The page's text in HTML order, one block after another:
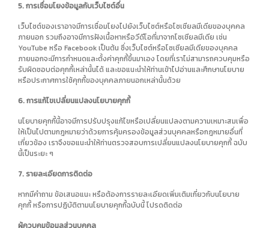
5. การเชื่อมโยงข้อมูลกับเว็บไซต์อื่น
เว็บไซต์ของเราอาจมีการเชื่อมโยงไปยังเว็บไซต์หรือโซเชียลมีเดียของบุคคล
ภายนอก รวมถึงอาจมีการฝังเนื้อหาหรือวีดีโอที่มาจากโซเชียลมีเดีย เช่น
YouTube หรือ Facebook เป็นต้น ซึ่งเว็บไซต์หรือโซเชียลมีเดียของบุคคล
ภายนอกจะมีการกำหนดและตั้งค่าคุกกี้ขึ้นมาเอง โดยที่เราไม่สามารถควบคุมหรือ
รับผิดชอบต่อคุกกี้เหล่านั้นได้ และขอแนะนำให้ท่านเข้าไปอ่านและศึกษานโยบาย
หรือประกาศการใช้คุกกี้ของบุคคลภายนอกเหล่านั้นด้วย
6. การแก้ไขเปลี่ยนแปลงนโยบายคุกกี้
นโยบายคุกกี้นี้อาจมีการปรับปรุงแก้ไขหรือเปลี่ยนแปลงตามความเหมาะสมเพื่อ
ให้เป็นไปตามกฎหมายว่าด้วยการคุ้มครองข้อมูลส่วนบุคคลหรือกฎหมายอื่นที่
เกี่ยวข้อง เราจึงขอแนะนำให้ท่านตรวจสอบการเปลี่ยนแปลงนโยบายคุกกี้ ฉบับ
นี้เป็นระยะ ๆ
7. รายละเอียดการติดต่อ
หากมีคำถาม ข้อเสนอแนะ หรือต้องการรายละเอียดเพิ่มเติมเกี่ยวกับนโยบาย
คุกกี้ หรือการปฏิบัติตามนโยบายคุกกี้ฉบับนี้ โปรดติดต่อ
ผู้ควบคุมข้อมูลส่วนบุคคล